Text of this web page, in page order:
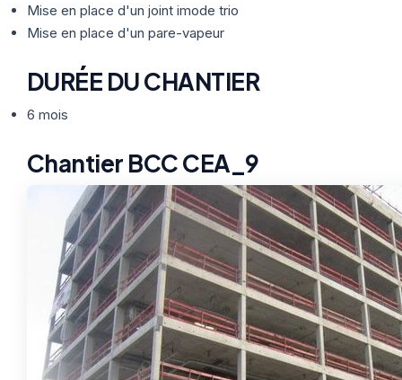
Mise en place d'un joint imode trio
Mise en place d'un pare-vapeur
DURÉE DU CHANTIER
6 mois
Chantier BCC CEA_9